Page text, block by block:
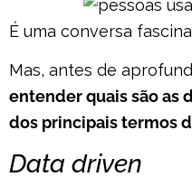
É uma conversa
Mas, antes de
entender quais são as
dos principais termos
Data driven